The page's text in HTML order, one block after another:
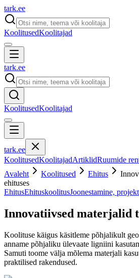
tark.ee
KoolitusedKoolitajad
tark.ee
KoolitusedKoolitajad
tark.ee
KoolitusedKoolitajadArtiklidRuumide
Avaleht
Koolitused Ehitus
ehituses
EhitusEhituskoolitusJoonestamine,
Innovatiivsed materjalid
Koolituse käigus käsitleme põhjalikult
anname põhjaliku ülevaate ligniini
Samuti toome välja mõlema materjali
praktilised rakendused.